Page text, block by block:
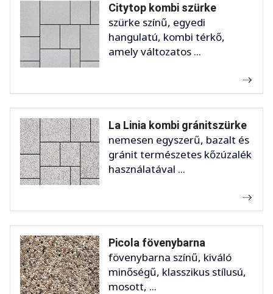
Citytop kombi szürke
szürke színű, egyedi
hangulatú, kombi térkő,
amely változatos ...
La Linia kombi gránitszürke
nemesen egyszerű, bazalt és
gránit természetes kőzúzalék
használatával ...
Picola fövenybarna
fövenybarna színű, kiváló
minőségű, klasszikus stílusú,
mosott, ...